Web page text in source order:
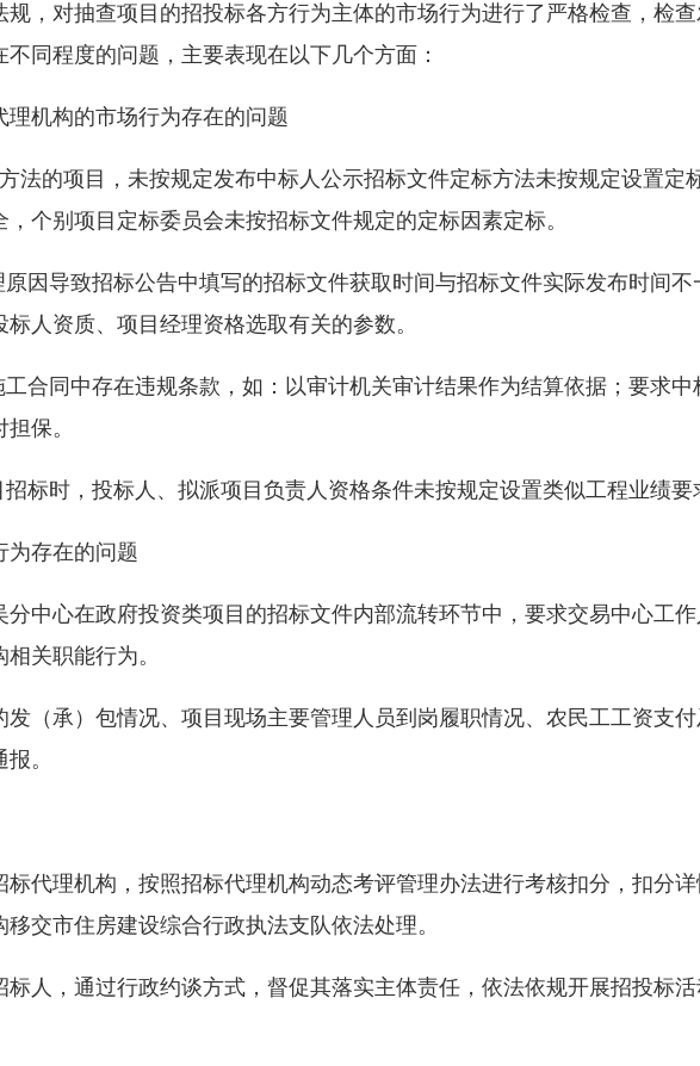
规，对抽查项目的招投标各方行为主体的市场行为进行了严格检查，检
同程度的问题，主要表现在以下几个方面：
理机构的市场行为存在的问题
法的项目，未按规定发布中标人公示招标文件定标方法未按规定设置定
个别项目定标委员会未按招标文件规定的定标因素定标。
因导致招标公告中填写的招标文件获取时间与招标文件实际发布时间
人资质、项目经理资格选取有关的参数。
合同中存在违规条款，如：以审计机关审计结果作为结算依据；要求
保。
标时，投标人、拟派项目负责人资格条件未按规定设置类似工程业绩要
为存在的问题
中心在政府投资类项目的招标文件内部流转环节中，要求交易中心工
关职能行为。
发（承）包情况、项目现场主要管理人员到岗履职情况、农民工工资支
。
标代理机构，按照招标代理机构动态考评管理办法进行考核扣分，扣分
交市住房建设综合行政执法支队依法处理。
标人，通过行政约谈方式，督促其落实主体责任，依法依规开展招投标